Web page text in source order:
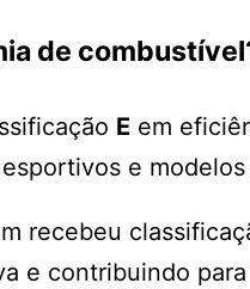
de
E em
e
recebeu
e contribuindo